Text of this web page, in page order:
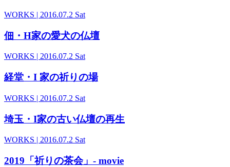
WORKS | 2016.07.2 Sat
佃・H家の愛犬の仏壇
WORKS | 2016.07.2 Sat
経堂・I 家の祈りの場
WORKS | 2016.07.2 Sat
埼玉・I家の古い仏壇の再生
WORKS | 2016.07.2 Sat
2019「祈りの茶会」- movie